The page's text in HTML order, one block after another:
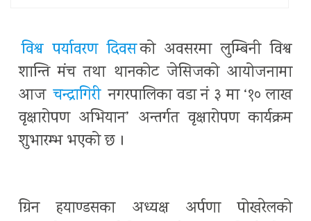
विश्व पर्यावरण दिवसको अवसरमा लुम्बिनी विश्व
शान्ति मंच तथा थानकोट जेसिजको आयोजनामा
आज चन्द्रागिरी नगरपालिका वडा नं ३ मा ‘१० लाख
वृक्षारोपण अभियान’ अन्तर्गत वृक्षारोपण कार्यक्रम
शुभारम्भ भएको छ ।
ग्रिन हयाण्डसका अध्यक्ष अर्पणा पोखरेलको